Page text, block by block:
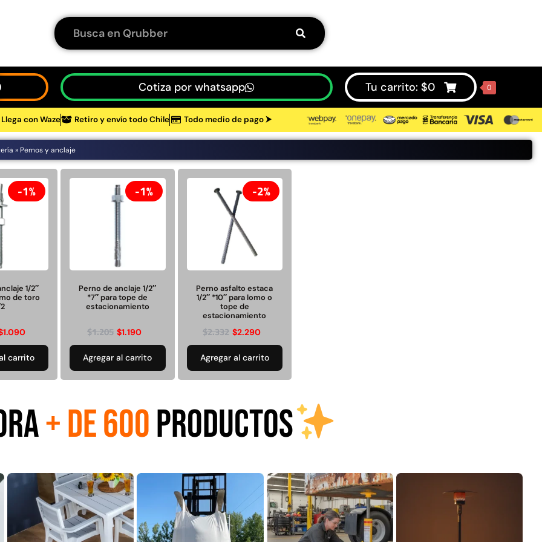
Cotiza por whatsapp Tu carrito: $0 0
Llega con Waze Retiro y envío todo Chile Todo medio de pago ⮞
» Pernos y anclaje
1%
1/2″
de toro
1.090
carrito
1%
Perno de anclaje 1/2″
*7″ para tope de
estacionamiento
$1.205 $1.190
Agregar al carrito
2%
Perno asfalto estaca
1/2″ *10″ para lomo o
tope de
estacionamiento
$2.332 $2.290
Agregar al carrito
+ DE 600PRODUCTOS
2%
o
1%
Perno de anclaje 1/2"
*7" para tope de
estacionamiento
$1.205 $1.190
Agregar al
carrito
1%
Perno de anclaje 1/2"
*5" para lomo de toro
$1.106 $1.090
Agregar al
carrito